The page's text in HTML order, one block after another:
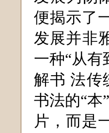
便揭示了
发展并非
一种“从有
解书 法
书法的“本
片，而是